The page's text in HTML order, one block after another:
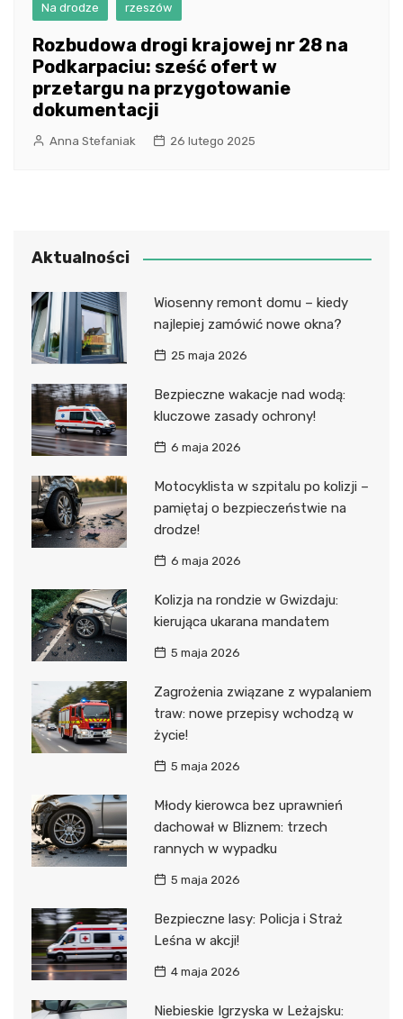
Na drodze rzeszów
Rozbudowa drogi krajowej nr 28 na
Podkarpaciu: sześć ofert w
przetargu na przygotowanie
dokumentacji
Anna Stefaniak 26 lutego 2025
Aktualności
Wiosenny remont domu – kiedy
najlepiej zamówić nowe okna?
25 maja 2026
Bezpieczne wakacje nad wodą:
kluczowe zasady ochrony!
6 maja 2026
Motocyklista w szpitalu po kolizji –
pamiętaj o bezpieczeństwie na
drodze!
6 maja 2026
Kolizja na rondzie w Gwizdaju:
kierująca ukarana mandatem
5 maja 2026
Zagrożenia związane z wypalaniem
traw: nowe przepisy wchodzą w
życie!
5 maja 2026
Młody kierowca bez uprawnień
dachował w Bliznem: trzech
rannych w wypadku
5 maja 2026
Bezpieczne lasy: Policja i Straż
Leśna w akcji!
4 maja 2026
Niebieskie Igrzyska w Leżajsku: